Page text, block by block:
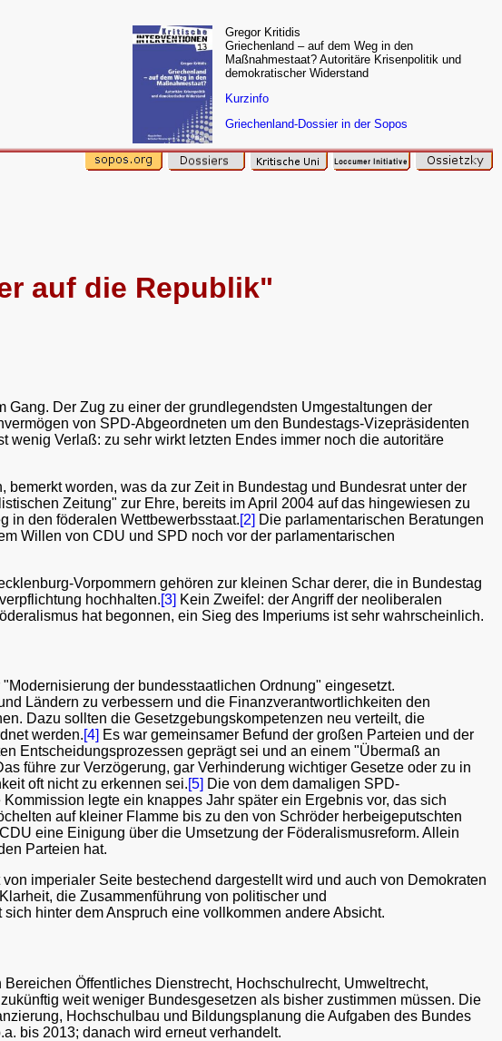
Gregor Kritidis
Griechenland – auf dem Weg in den
Maßnahmestaat? Autoritäre Krisenpolitik und
demokratischer Widerstand
Kurzinfo
Griechenland-Dossier in der Sopos
auf die Republik"
Der Zug zu einer der grundlegendsten Umgestaltungen der
von SPD-Abgeordneten um den Bundestags-Vizepräsidenten
Verlaß: zu sehr wirkt letzten Endes immer noch die autoritäre
worden, was da zur Zeit in Bundestag und Bundesrat unter der
Zeitung" zur Ehre, bereits im April 2004 auf das hingewiesen zu
in den föderalen Wettbewerbsstaat.[2] Die parlamentarischen Beratungen
Willen von CDU und SPD noch vor der parlamentarischen
Vorpommern gehören zur kleinen Schar derer, die in Bundestag
hochhalten.[3] Kein Zweifel: der Angriff der neoliberalen
hat begonnen, ein Sieg des Imperiums ist sehr wahrscheinlich.
der bundesstaatlichen Ordnung" eingesetzt.
Ländern zu verbessern und die Finanzverantwortlichkeiten den
Dazu sollten die Gesetzgebungskompetenzen neu verteilt, die
werden.[4] Es war gemeinsamer Befund der großen Parteien und der
Entscheidungsprozessen geprägt sei und an einem "Übermaß an
führe zur Verzögerung, gar Verhinderung wichtiger Gesetze oder zu in
oft nicht zu erkennen sei.[5] Die von dem damaligen SPD-
legte ein knappes Jahr später ein Ergebnis vor, das sich
auf kleiner Flamme bis zu den von Schröder herbeigeputschten
eine Einigung über die Umsetzung der Föderalismusreform. Allein
Parteien hat.
imperialer Seite bestechend dargestellt wird und auch von Demokraten
die Zusammenführung von politischer und
hinter dem Anspruch eine vollkommen andere Absicht.
Öffentliches Dienstrecht, Hochschulrecht, Umweltrecht,
weit weniger Bundesgesetzen als bisher zustimmen müssen. Die
Hochschulbau und Bildungsplanung die Aufgaben des Bundes
bis 2013; danach wird erneut verhandelt.